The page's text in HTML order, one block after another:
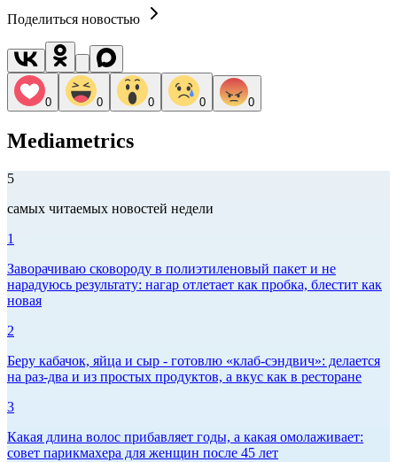
Поделиться новостью
0 0 0 0 0
Mediametrics
5
самых читаемых новостей недели
1
Заворачиваю сковороду в полиэтиленовый пакет и не
нарадуюсь результату: нагар отлетает как пробка, блестит как
новая
2
Беру кабачок, яйца и сыр - готовлю «клаб-сэндвич»: делается
на раз-два и из простых продуктов, а вкус как в ресторане
3
Какая длина волос прибавляет годы, а какая омолаживает:
совет парикмахера для женщин после 45 лет